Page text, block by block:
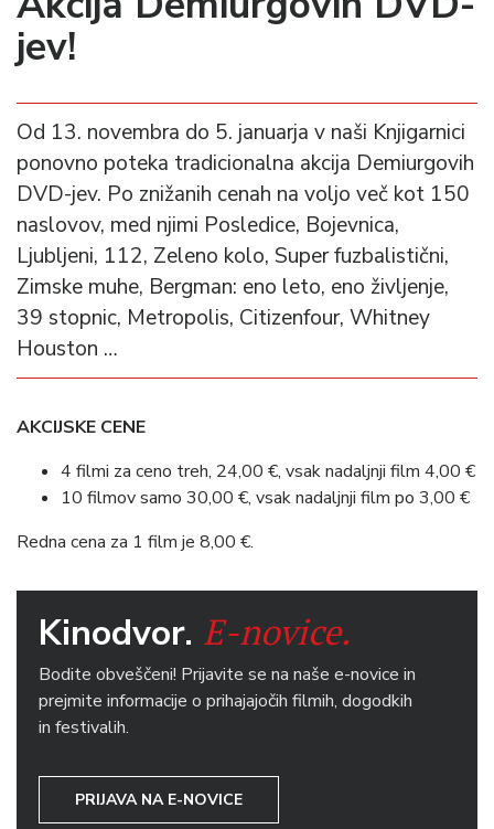
jev!
Od 13. novembra do 5. januarja v naši Knjigarnici
ponovno poteka tradicionalna akcija Demiurgovih
DVD-jev. Po znižanih cenah na voljo več kot 150
naslovov, med njimi Posledice, Bojevnica,
Ljubljeni, 112, Zeleno kolo, Super fuzbalistični,
Zimske muhe, Bergman: eno leto, eno življenje,
39 stopnic, Metropolis, Citizenfour, Whitney
Houston …
AKCIJSKE CENE
4 filmi za ceno treh, 24,00 €, vsak nadaljnji film 4,00 €
10 filmov samo 30,00 €, vsak nadaljnji film po 3,00 €
Redna cena za 1 film je 8,00 €.
Kinodvor. E-novice.
Bodite obveščeni! Prijavite se na naše e-novice in
prejmite informacije o prihajajočih filmih, dogodkih
in festivalih.
PRIJAVA NA E-NOVICE